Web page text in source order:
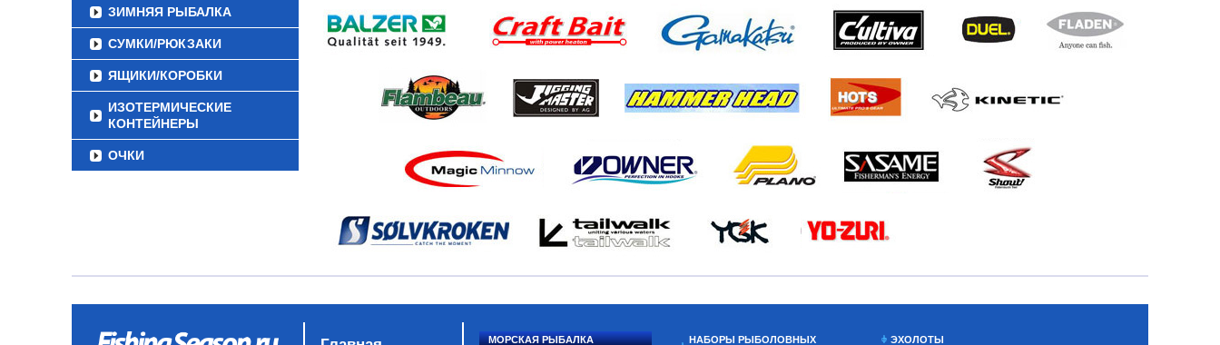
ЗИМНЯЯ РЫБАЛКА
СУМКИ/РЮКЗАКИ
ЯЩИКИ/КОРОБКИ
ИЗОТЕРМИЧЕСКИЕ
КОНТЕЙНЕРЫ
ОЧКИ
МОРСКАЯ РЫБАЛКА НАБОРЫ РЫБОЛОВНЫХ ЭХОЛОТЫ